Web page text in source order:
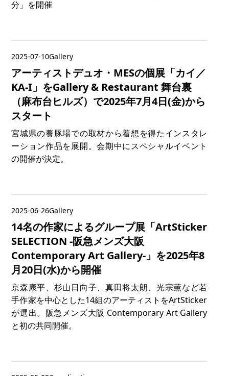
分」を開催
2025-07-10Gallery
アーティストデュオ・MESの個展「カイ／
KA-I」をGallery & Restaurant 舞台裏
（麻布台ヒルズ）で2025年7月4日(金)から
スタート
宮城県の養豚場での取材から着想を得たインスタレ
ーション作品を展開。会期中にスペシャルイベント
の開催が決定。
2025-06-26Gallery
14名の作家によるグループ展「ArtSticker
SELECTION -阪急メンズ大阪
Contemporary Art Gallery-」を2025年8
月20日(水)から開催
京森康平、杉山日向子、真田将太朗、光宗薫など若
手作家を中心とした14組のアーティストをArtSticker
が選出。阪急メンズ大阪 Contemporary Art Gallery
と初の共同開催。